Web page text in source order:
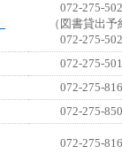
072-275-
（図書貸出予
072-275-
072-275-
072-275-
072-275-
072-275-